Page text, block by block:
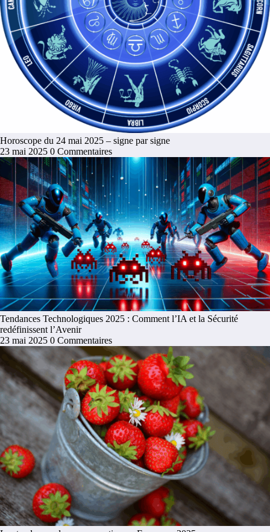
Horoscope du 24 mai 2025 – signe par signe
23 mai 2025 0 Commentaires
Tendances Technologiques 2025 : Comment l’IA et la Sécurité
redéfinissent l’Avenir
23 mai 2025 0 Commentaires